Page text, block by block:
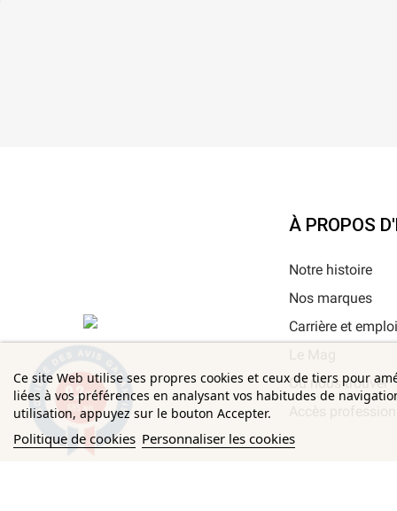
Ce site Web utilise ses propres cookies et ceux de tiers pour
liées à vos préférences en analysant vos habitudes de
utilisation, appuyez sur le bouton Accepter.
Politique de cookies Personnaliser les cookies
À PROPOS
Notre histoire
Nos marques
Carrière et emploi
Où nous trouver
9.3/10
685 avis